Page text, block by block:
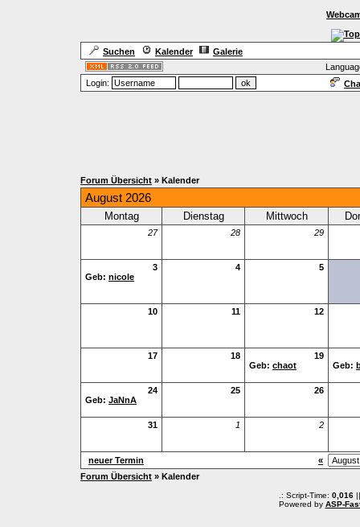
Suchen Kalender
Galerie
Login:
Forum Übersicht » Kalender
August 2026
Montag Dienstag Mittwoch
27 28 29
3
Geb: nicole
4 5
10 11 12
17 18
19
Geb: chaot Geb:
24
Geb: JaNnA
25 26
31 1 2
neuer Termin
«
Forum Übersicht » Kalender
.: Script-Time: 0,016||
Powered by ASP-